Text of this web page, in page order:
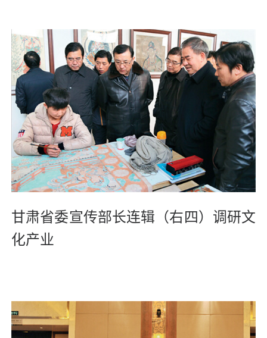
甘肃省委宣传部长连辑（右四）调研文
化产业